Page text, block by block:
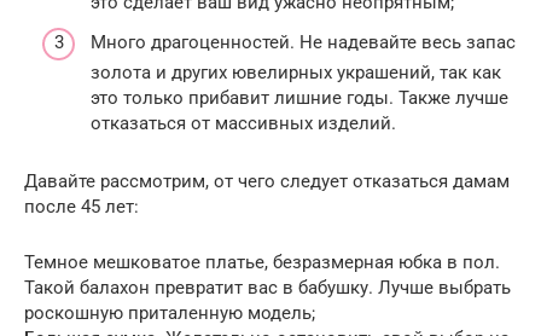
Много драгоценностей. Не надевайте весь запас
золота и других ювелирных украшений, так как
это только прибавит лишние годы. Также лучше
отказаться от массивных изделий.
Давайте рассмотрим, от чего следует отказаться дамам
после 45 лет:
Темное мешковатое платье, безразмерная юбка в пол.
Такой балахон превратит вас в бабушку. Лучше выбрать
роскошную приталенную модель;